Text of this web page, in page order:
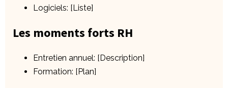
Logiciels: [Liste]
Les moments forts RH
Entretien annuel: [Description]
Formation: [Plan]